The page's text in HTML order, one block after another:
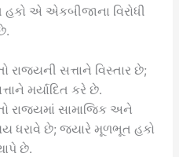
હકો એ એકબીજાના વિરોધી
રાજ્યની સત્તાને વિસ્તાર છે;
મર્યાદિત કરે છે.
રાજ્યમાં સામાજિક અને
ધરાવે છે; જ્યારે મૂળભૂત હકો
છે.